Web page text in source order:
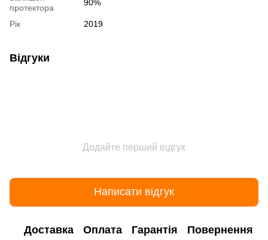
протектора
90%
Рік 2019
Відгуки
Додайте перший відгук
Написати відгук
Доставка Оплата Гарантія Повернення